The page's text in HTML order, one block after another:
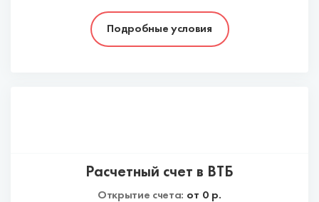
Подробные условия
Расчетный счет в ВТБ
Открытие счета: от 0 р.